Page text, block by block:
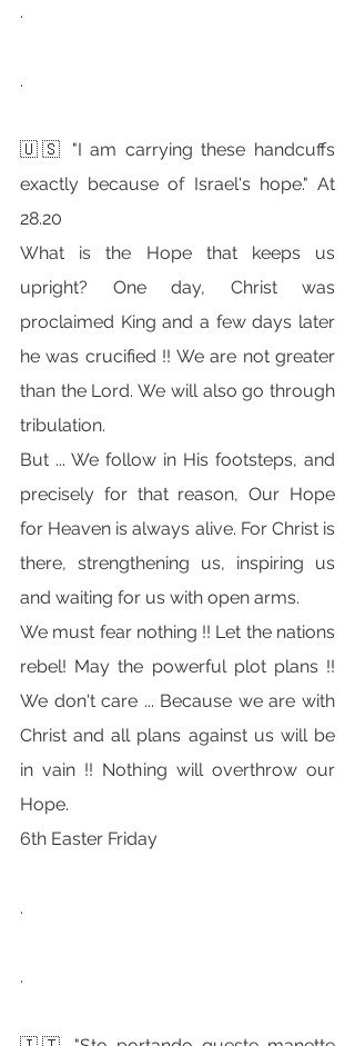
.
.
🇺🇸 "I am carrying these handcuffs
exactly because of Israel's hope." At
28.20
What is the Hope that keeps us
upright? One day, Christ was
proclaimed King and a few days later
he was crucified !! We are not greater
than the Lord. We will also go through
tribulation.
But ... We follow in His footsteps, and
precisely for that reason, Our Hope
for Heaven is always alive. For Christ is
there, strengthening us, inspiring us
and waiting for us with open arms.
We must fear nothing !! Let the nations
rebel! May the powerful plot plans !!
We don't care ... Because we are with
Christ and all plans against us will be
in vain !! Nothing will overthrow our
Hope.
6th Easter Friday
.
.